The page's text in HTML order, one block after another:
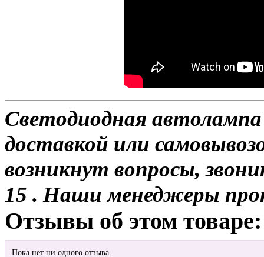
Светодиодная
доставкой или
возникнут вопросы,
15 . Наши менеджеры
Отзывы об этом товаре:
Пока нет ни одного отзыва